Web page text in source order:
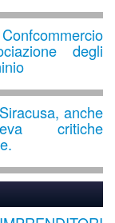
degli
anche
critiche